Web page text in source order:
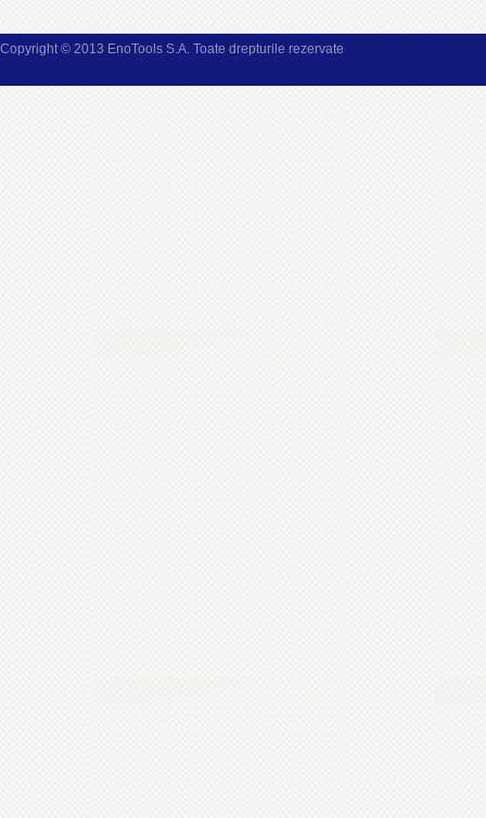
Copyright © 2013 EnoTools S.A. Toate drepturile rezervate